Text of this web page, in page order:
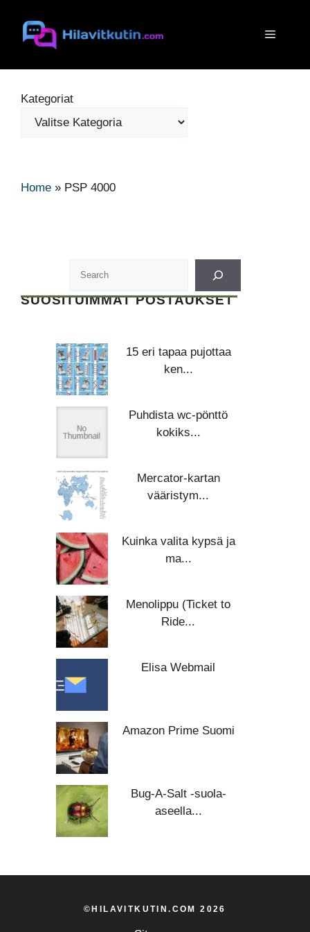
sisältöön
Valikko
Kategoriat
Home » PSP 4000
SUOSITUIMMAT POSTAUKSET
15 eri tapaa pujottaa
ken...
Puhdista wc-pönttö
kokiks...
Mercator-kartan
vääristym...
Kuinka valita kypsä ja
ma...
Menolippu (Ticket to
Ride...
Elisa Webmail
Amazon Prime Suomi
Bug-A-Salt -suola-
aseella...
©HILAVITKUTIN.COM 2026